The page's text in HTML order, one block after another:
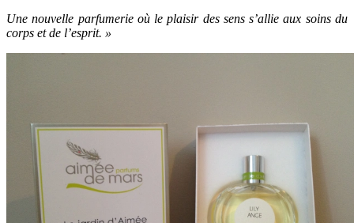
Une nouvelle parfumerie où le plaisir des sens s’allie aux soins du
corps et de l’esprit. »